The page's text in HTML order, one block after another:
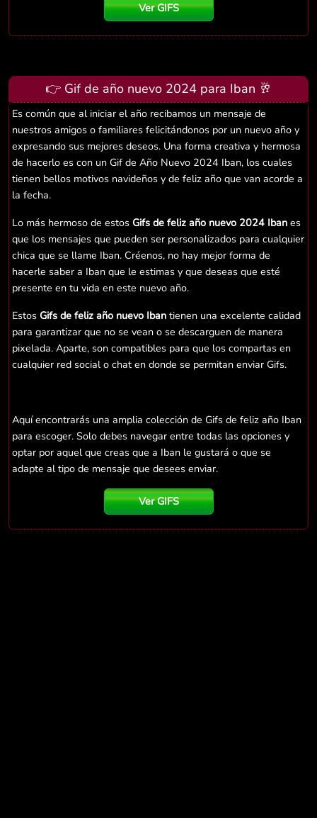
Ver GIFS
👉 Gif de año nuevo 2024 para Iban 🥂
Es común que al iniciar el año recibamos un mensaje de
nuestros amigos o familiares felicitándonos por un nuevo año y
expresando sus mejores deseos. Una forma creativa y hermosa
de hacerlo es con un Gif de Año Nuevo 2024 Iban, los cuales
tienen bellos motivos navideños y de feliz año que van acorde a
la fecha.
Lo más hermoso de estos Gifs de feliz año nuevo 2024 Iban es
que los mensajes que pueden ser personalizados para cualquier
chica que se llame Iban. Créenos, no hay mejor forma de
hacerle saber a Iban que le estimas y que deseas que esté
presente en tu vida en este nuevo año.
Estos Gifs de feliz año nuevo Iban tienen una excelente calidad
para garantizar que no se vean o se descarguen de manera
pixelada. Aparte, son compatibles para que los compartas en
cualquier red social o chat en donde se permitan enviar Gifs.
Aquí encontrarás una amplia colección de Gifs de feliz año Iban
para escoger. Solo debes navegar entre todas las opciones y
optar por aquel que creas que a Iban le gustará o que se
adapte al tipo de mensaje que desees enviar.
Ver GIFS